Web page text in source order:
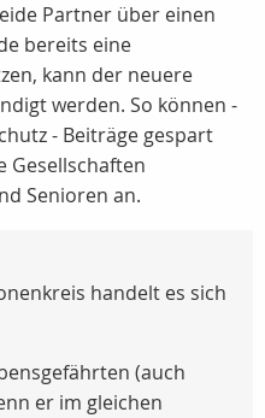
Partner über einen
bereits eine
kann der neuere
werden. So können -
- Beiträge gespart
Gesellschaften
Senioren an.
handelt es sich
(auch
er im gleichen